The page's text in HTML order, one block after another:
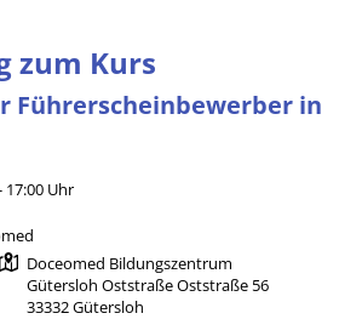
zum Kurs
Führerscheinbewerber in
17:00 Uhr
Doceomed Bildungszentrum
Gütersloh Oststraße Oststraße 56
33332 Gütersloh